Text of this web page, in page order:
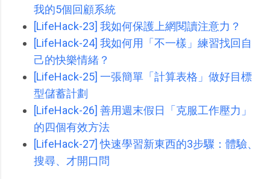
我的5個回顧系統
[LifeHack-23] 我如何保護上網閱讀注意力？
[LifeHack-24] 我如何用「不一樣」練習找回自
己的快樂情緒？
[LifeHack-25] 一張簡單「計算表格」做好目標
型儲蓄計劃
[LifeHack-26] 善用週末假日「克服工作壓力」
的四個有效方法
[LifeHack-27] 快速學習新東西的3步驟：體驗、
搜尋、才開口問